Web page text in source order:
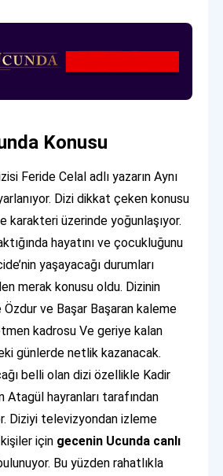
Konusu
Feride Celal adlı yazarın Aynı
Dizi dikkat çeken konusu
karakteri üzerinde yoğunlaşıyor.
hayatını ve çocukluğunu
yaşayacağı durumları
merak konusu oldu. Dizinin
Özdur ve Başar Başaran kaleme
kadrosu Ve geriye kalan
günlerde netlik kazanacak.
belli olan dizi özellikle Kadir
Atagül hayranları tarafından
Diziyi televizyondan izleme
için gecenin Ucunda canlı
Bu yüzden rahatlıkla